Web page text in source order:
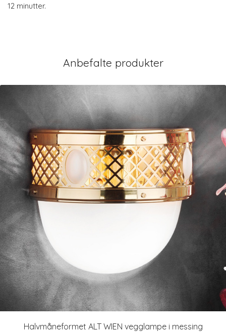
12 minutter.
Anbefalte produkter
Halvmåneformet ALT WIEN vegglampe i messing